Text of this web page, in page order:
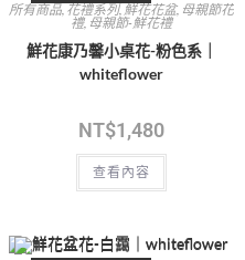
所有商品, 花禮系列, 鮮花花盆, 母親節花
禮, 母親節-鮮花禮
鮮花康乃馨小桌花-粉色系｜
whiteflower
NT$1,480
查看內容